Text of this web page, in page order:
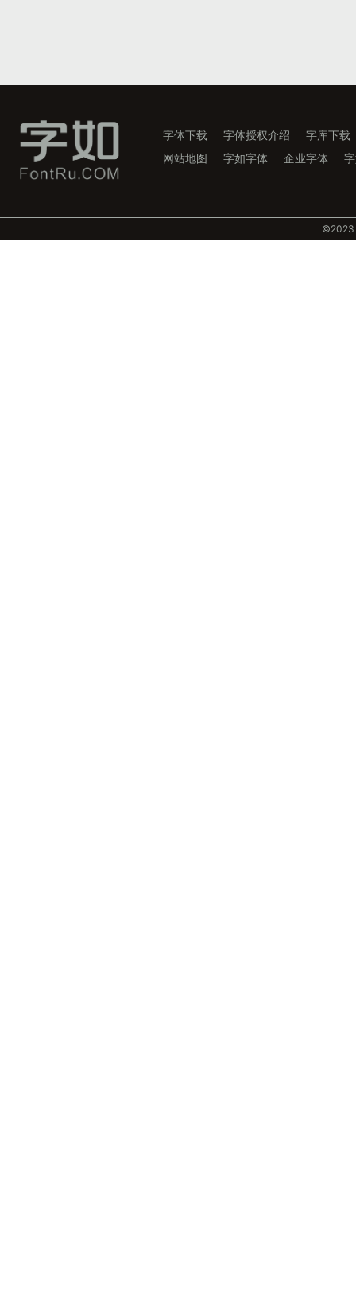
字体下载 字体授权介绍
字库下载
网站地图
字如字体 企业字体
©️2023